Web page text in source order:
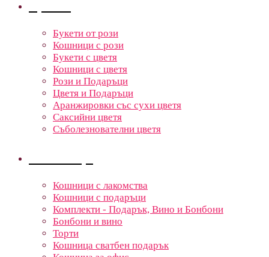
Букети от рози
Кошници с рози
Букети с цветя
Кошници с цветя
Рози и Подаръци
Цветя и Подаръци
Аранжировки със сухи цветя
Саксийни цветя
Съболезнователни цветя
Кошници с лакомства
Кошници с подаръци
Комплекти - Подарък, Вино и Бонбони
Бонбони и вино
Торти
Кошница сватбен подарък